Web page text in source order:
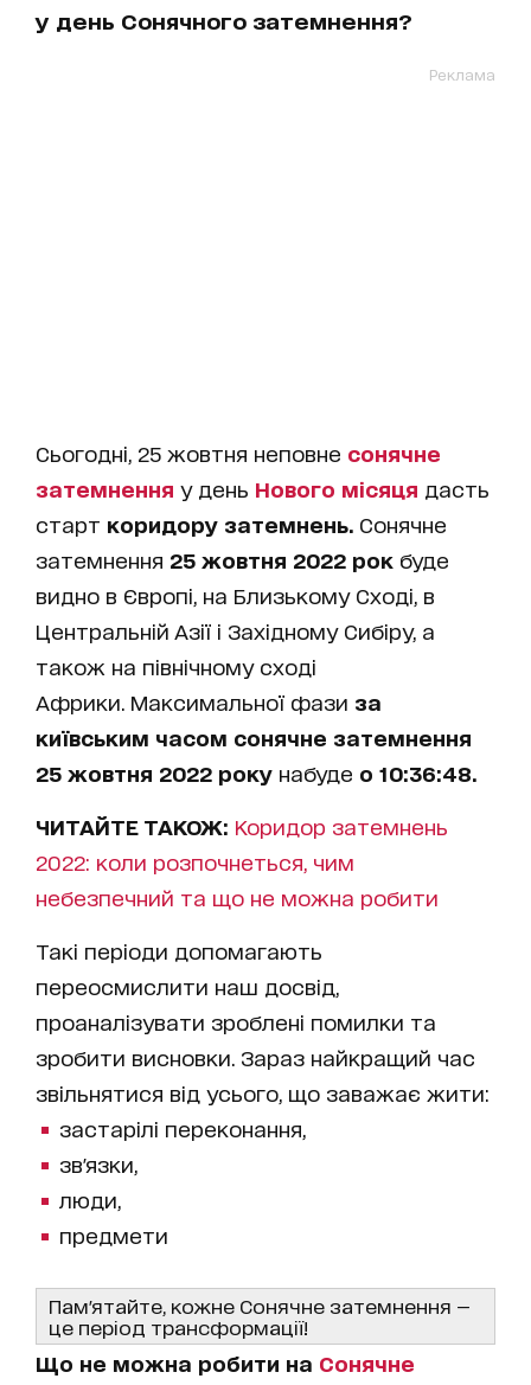
у день Сонячного затемнення?
Реклама
Сьогодні, 25 жовтня неповне сонячне
затемнення у день Нового місяця дасть
старт коридору затемнень. Сонячне
затемнення 25 жовтня 2022 рок буде
видно в Європі, на Близькому Сході, в
Центральній Азії і Західному Сибіру, а
також на північному сході
Африки. Максимальної фази за
київським часом сонячне затемнення
25 жовтня 2022 року набуде о 10:36:48.
ЧИТАЙТЕ ТАКОЖ: Коридор затемнень
2022: коли розпочнеться, чим
небезпечний та що не можна робити
Такі періоди допомагають
переосмислити наш досвід,
проаналізувати зроблені помилки та
зробити висновки. Зараз найкращий час
звільнятися від усього, що заважає жити:
застарілі переконання,
зв'язки,
люди,
предмети
Пам'ятайте, кожне Сонячне затемнення —
це період трансформації!
Що не можна робити на Сонячне